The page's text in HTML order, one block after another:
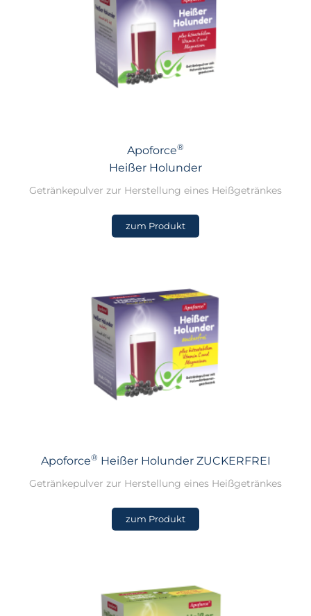
Apoforce®
Heißer Holunder
Getränkepulver zur Herstellung eines Heißgetränkes
zum Produkt
Apoforce® Heißer Holunder ZUCKERFREI
Getränkepulver zur Herstellung eines Heißgetränkes
zum Produkt